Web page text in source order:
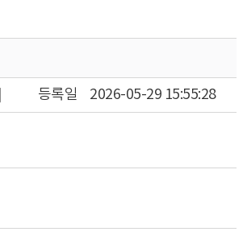
등록일 2026-05-29 15:55:28